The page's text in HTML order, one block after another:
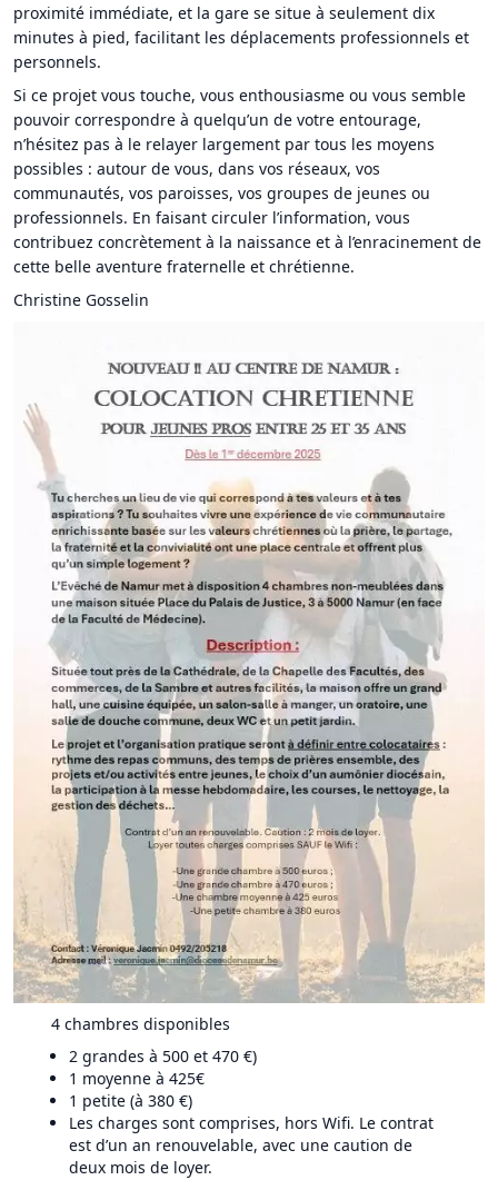
proximité immédiate, et la gare se situe à seulement dix
minutes à pied, facilitant les déplacements professionnels et
personnels.
Si ce projet vous touche, vous enthousiasme ou vous semble
pouvoir correspondre à quelqu’un de votre entourage,
n’hésitez pas à le relayer largement par tous les moyens
possibles : autour de vous, dans vos réseaux, vos
communautés, vos paroisses, vos groupes de jeunes ou
professionnels. En faisant circuler l’information, vous
contribuez concrètement à la naissance et à l’enracinement de
cette belle aventure fraternelle et chrétienne.
Christine Gosselin
4 chambres disponibles
2 grandes à 500 et 470 €)
1 moyenne à 425€
1 petite (à 380 €)
Les charges sont comprises, hors Wifi. Le contrat
est d’un an renouvelable, avec une caution de
deux mois de loyer.